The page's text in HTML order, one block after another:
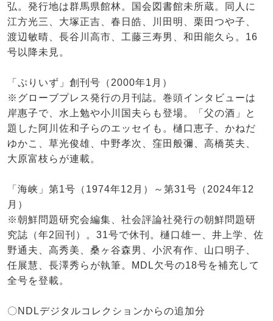
弘。発行地は群馬県館林。国会図書館未所蔵。同人に
江方光三、大塚正吉、春日皓、川田明、栗田つや子、
渡辺敏晴、長谷川高市、工藤三寿男、和田能久ら。16
号以降未見。
「ぷりいず」創刊号（2000年1月）
※グローブプレス発行の月刊誌。巻頭インタビューは
岸惠子で、水上勉や小川国夫らも登場。「父の酒」と
題した阿川佐和子らのエッセイも。樋口恵子、かねだ
ゆかこ、草光俊雄、中野孝次、窪田般彌、高橋英夫、
大原富枝らが連載。
「海峡」第1号（1974年12月）～第31号（2024年12
月）
※朝鮮問題研究会編集、社会評論社発行の朝鮮問題研
究誌（年2回刊）。31号で休刊。樋口雄一、井上学、佐
野通夫、高秀美、桑ヶ谷森男、小沢有作、山口明子、
任展慧、長澤秀らが執筆。MDL欠号の18号を補充して
全号を登載。
〇NDLデジタルコレクションからの追加分